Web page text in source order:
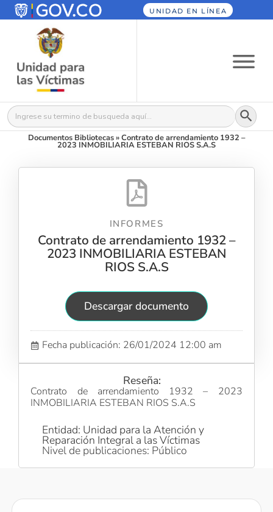
UNIDAD EN LÍNEA
Buscar: Botón
Documentos Bibliotecas»Contrato de arrendamiento 1932 –
2023 INMOBILIARIA ESTEBAN RIOS S.A.S
INFORMES
Contrato de arrendamiento 1932 –
2023 INMOBILIARIA ESTEBAN
RIOS S.A.S
Descargar documento
Fecha publicación: 26/01/2024 12:00 am
Reseña:
Contrato de arrendamiento 1932 – 2023
INMOBILIARIA ESTEBAN RIOS S.A.S
Entidad: Unidad para la Atención y
Reparación Integral a las Víctimas
Nivel de publicaciones: Público